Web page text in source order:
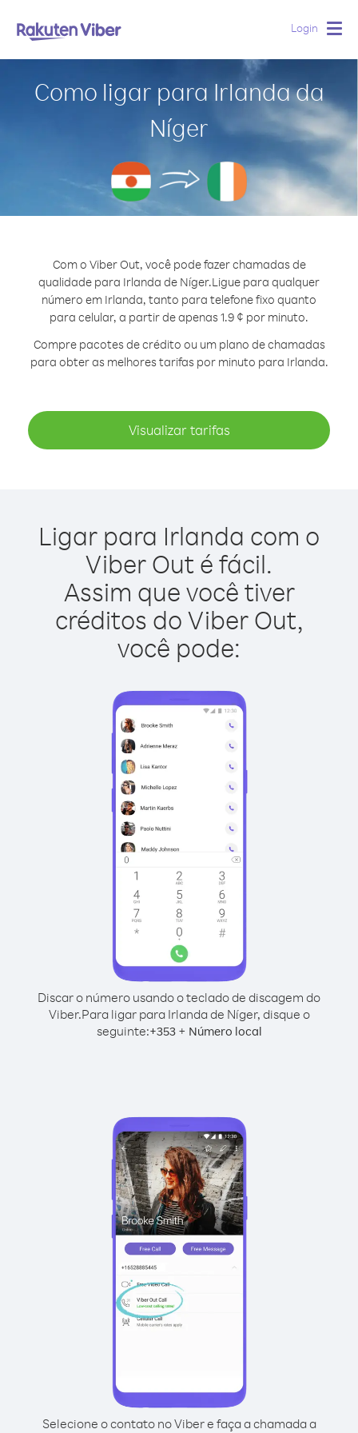
Login
Como ligar para Irlanda da
Níger
Com o Viber Out, você pode fazer chamadas de
qualidade para Irlanda de Níger.Ligue para qualquer
número em Irlanda, tanto para telefone fixo quanto
para celular, a partir de apenas 1.9 ¢ por minuto.
Compre pacotes de crédito ou um plano de chamadas
para obter as melhores tarifas por minuto para Irlanda.
Visualizar tarifas
Ligar para Irlanda com o
Viber Out é fácil.
Assim que você tiver
créditos do Viber Out,
você pode:
Discar o número usando o teclado de discagem do
Viber.Para ligar para Irlanda de Níger, disque o
seguinte:+353+ Número local
Selecione o contato no Viber e faça a chamada a